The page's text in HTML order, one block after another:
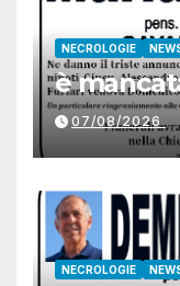
NECROLOGIE
è
07/08/2026
NECROLOGIE